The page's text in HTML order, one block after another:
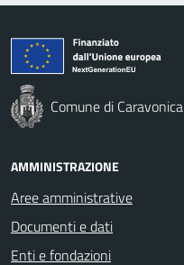
Comune di Caravonica
AMMINISTRAZIONE
Aree amministrative
Documenti e dati
Enti e fondazioni